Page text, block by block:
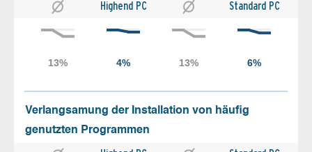
Highend PC Standard PC
Verlangsamung der Installation von häufig
genutzten Programmen